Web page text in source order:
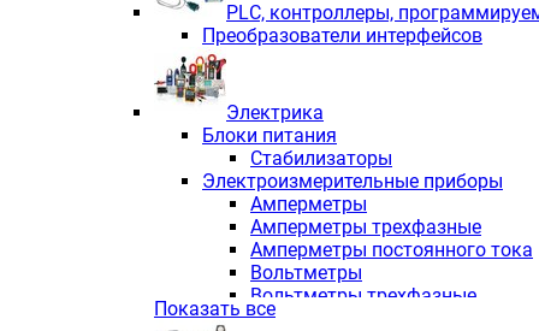
PLС, контроллеры,
Преобразователи интерфейсов
Электрика
Блоки питания
Стабилизаторы
Электроизмерительные приборы
Амперметры
Амперметры трехфазные
Амперметры постоянного тока
Вольтметры
Вольтметры трехфазные
Вольтметры постоянного тока
Показать все